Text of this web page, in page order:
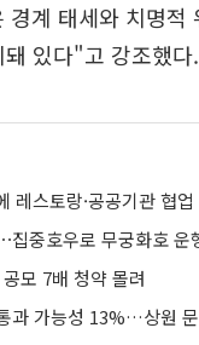
계 태세와 치명
있다"고 강조했다.
레스토랑·공공기관 협업
중호우로 무궁화호 운
모 7배 청약 몰려
과 가능성 13%…상원